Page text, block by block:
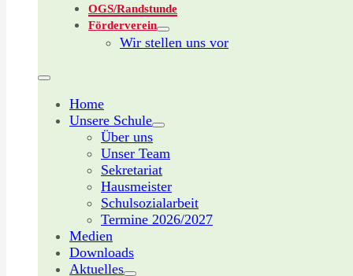
OGS/Randstunde
Förderverein
Wir stellen uns vor
Home
Unsere Schule
Über uns
Unser Team
Sekretariat
Hausmeister
Schulsozialarbeit
Termine 2026/2027
Medien
Downloads
Aktuelles